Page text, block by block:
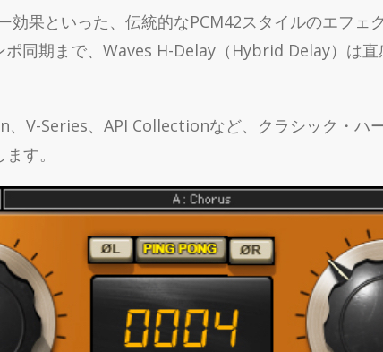
果といった、伝統的なPCM42スタイルのエフェ
同期まで、Waves H-Delay（Hybrid Delay）は
V-Series、API Collectionなど、クラシック・ハ
す。